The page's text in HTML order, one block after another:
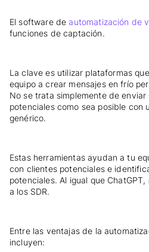
El software deautomatización de
funciones de captación.
La clave es utilizar plataformas
equipo a crear mensajes en frío
No se trata simplemente de
potenciales como sea posible con
genérico.
Estas herramientas ayudan a tu
con clientes potenciales e
potenciales. Al igual que
a los SDR.
Entre las ventajas de la
incluyen: